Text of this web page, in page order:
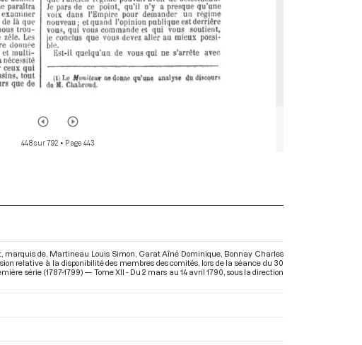
448 sur 792 • Page 443
marquis de, Martineau Louis Simon, Garat Aîné Dominique, Bonnay Charles
relative à la disponibilité des membres des comités, lors de la séance du 30
série (1787-1799) — Tome XII - Du 2 mars au 14 avril 1790 , sous la direction